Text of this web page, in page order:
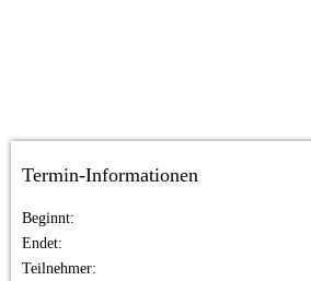
Termin-Informationen
Beginnt
Endet
Teilnehmer